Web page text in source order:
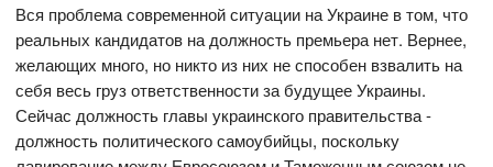
Вся проблема современной ситуации на Украине в том, что
реальных кандидатов на должность премьера нет. Вернее,
желающих много, но никто из них не способен взвалить на
себя весь груз ответственности за будущее Украины.
Сейчас должность главы украинского правительства -
должность политического самоубийцы, поскольку